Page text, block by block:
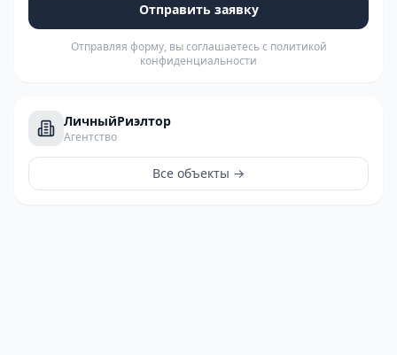
Отправить заявку
Отправляя форму, вы соглашаетесь с политикой
конфиденциальности
ЛичныйРиэлтор
Агентство
Все объекты →